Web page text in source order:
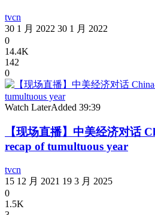
tvcn
30 1 月 2022 30 1 月 2022
0
14.4K
142
0
Watch LaterAdded 39:39
【现场直播】中美经济对话
recap of tumultuous year
tvcn
15 12 月 2021 19 3 月 2025
0
1.5K